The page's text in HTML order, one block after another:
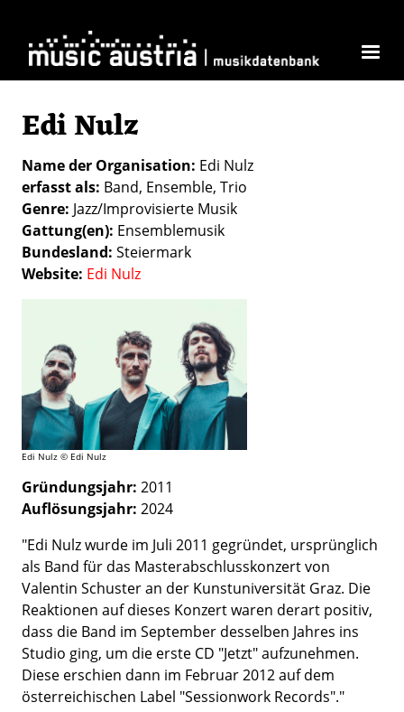
Edi Nulz
Name der Organisation Edi Nulz
erfasst als Band Ensemble Trio
Genre Jazz/Improvisierte Musik
Gattung(en) Ensemblemusik
Bundesland Steiermark
Website Edi Nulz
Edi Nulz © Edi Nulz
Gründungsjahr: 2011
Auflösungsjahr: 2024
"Edi Nulz wurde im Juli 2011 gegründet, ursprünglich
als Band für das Masterabschlusskonzert von
Valentin Schuster an der Kunstuniversität Graz. Die
Reaktionen auf dieses Konzert waren derart positiv,
dass die Band im September desselben Jahres ins
Studio ging, um die erste CD "Jetzt" aufzunehmen.
Diese erschien dann im Februar 2012 auf dem
österreichischen Label "Sessionwork Records"."